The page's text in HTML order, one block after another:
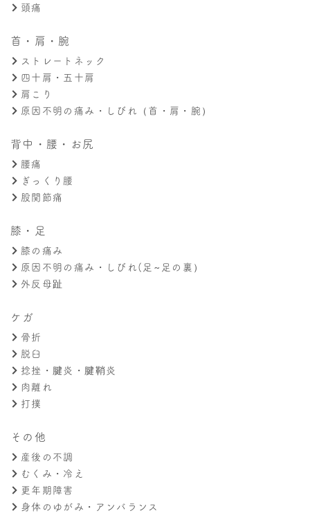
頭痛
首・肩・腕
ストレートネック
四十肩・五十肩
肩こり
原因不明の痛み・しびれ（首・肩・腕）
背中・腰・お尻
腰痛
ぎっくり腰
股関節痛
膝・足
膝の痛み
原因不明の痛み・しびれ(足~足の裏）
外反母趾
ケガ
骨折
脱臼
捻挫・腱炎・腱鞘炎
肉離れ
打撲
その他
産後の不調
むくみ・冷え
更年期障害
身体のゆがみ・アンバランス